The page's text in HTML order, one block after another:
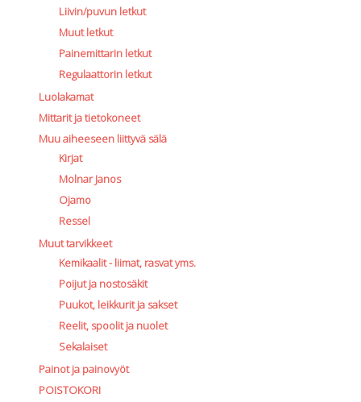
Liivin/puvun letkut
Muut letkut
Painemittarin letkut
Regulaattorin letkut
Luolakamat
Mittarit ja tietokoneet
Muu aiheeseen liittyvä sälä
Kirjat
Molnar Janos
Ojamo
Ressel
Muut tarvikkeet
Kemikaalit - liimat, rasvat yms.
Poijut ja nostosäkit
Puukot, leikkurit ja sakset
Reelit, spoolit ja nuolet
Sekalaiset
Painot ja painovyöt
POISTOKORI